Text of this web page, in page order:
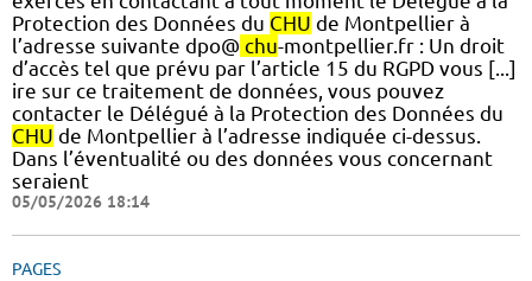
Protection des Données du CHU de Montpellier à
l’adresse suivante dpo@ chu-montpellier.fr : Un droit
d’accès tel que prévu par l’article 15 du RGPD vous [...]
ire sur ce traitement de données, vous pouvez
contacter le Délégué à la Protection des Données du
CHU de Montpellier à l’adresse indiquée ci-dessus.
Dans l’éventualité ou des données vous concernant
seraient
05/05/2026 18:14
PAGES